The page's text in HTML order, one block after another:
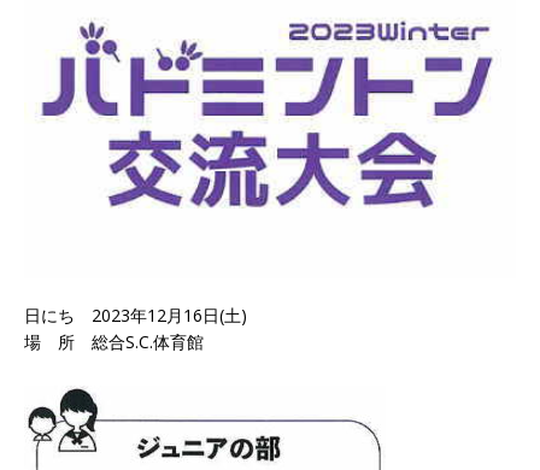
日にち 2023年12月16日(土)
場 所 総合S.C.体育館